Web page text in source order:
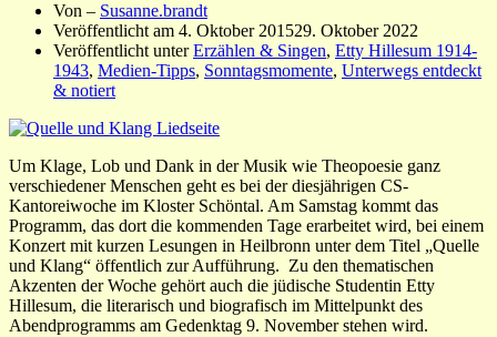
Von – Susanne.brandt
Veröffentlicht am 4. Oktober 201529. Oktober 2022
Veröffentlicht unterErzählen & Singen, Etty Hillesum 1914-
1943, Medien-Tipps, Sonntagsmomente, Unterwegs entdeckt
& notiert
Um Klage, Lob und Dank in der Musik wie Theopoesie ganz
verschiedener Menschen geht es bei der diesjährigen CS-
Kantoreiwoche im Kloster Schöntal. Am Samstag kommt das
Programm, das dort die kommenden Tage erarbeitet wird, bei einem
Konzert mit kurzen Lesungen in Heilbronn unter dem Titel „Quelle
und Klang“ öffentlich zur Aufführung. Zu den thematischen
Akzenten der Woche gehört auch die jüdische Studentin Etty
Hillesum, die literarisch und biografisch im Mittelpunkt des
Abendprogramms am Gedenktag 9. November stehen wird.